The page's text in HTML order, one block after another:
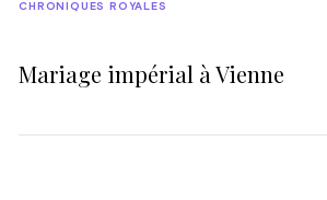
Mariage impérial à Vienne
CHRONIQUES ROYALES